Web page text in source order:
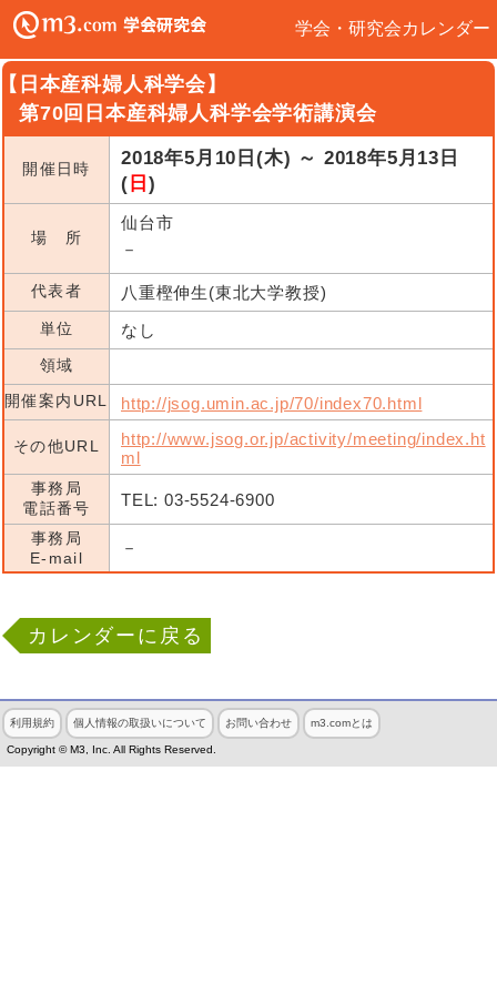
学会・研究会カレンダー
日本産科婦人科学会】
第70回日本産科婦人科学会学術講演会
開催日時
2018年5月10日(木) ～ 2018年5月13日
( 日 )
場 所
仙台市
－
代表者 八重樫伸生(東北大学教授)
単位 なし
領域
開催案内URL
http://jsog.umin.ac.jp/70/index70.html
その他URL
http://www.jsog.or.jp/activity/meeting/index.ht
ml
事務局
電話番号
TEL: 03-5524-6900
事務局
E-mail
－
カレンダーに戻る
利用規約 個人情報の取扱いについて お問い合わせ m3.comとは
Copyright © M3, Inc. All Rights Reserved.